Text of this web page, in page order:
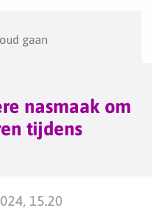
gaan
nasmaak om
tijdens
15.20